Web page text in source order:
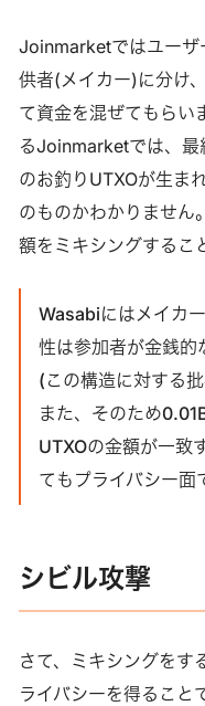
Joinmarketではユーザ
供者(メイカー)に分け
て資金を混ぜてもらい
るJoinmarketでは、最
のお釣りUTXOが生ま
のものかわかりません
額をミキシングするこ
Wasabiにはメイカ
性は参加者が金銭的
(この構造に対する
また、そのため
UTXOの金額が一致
てもプライバシー面
シビル攻撃
さて、ミキシングをす
ライバシーを得ること